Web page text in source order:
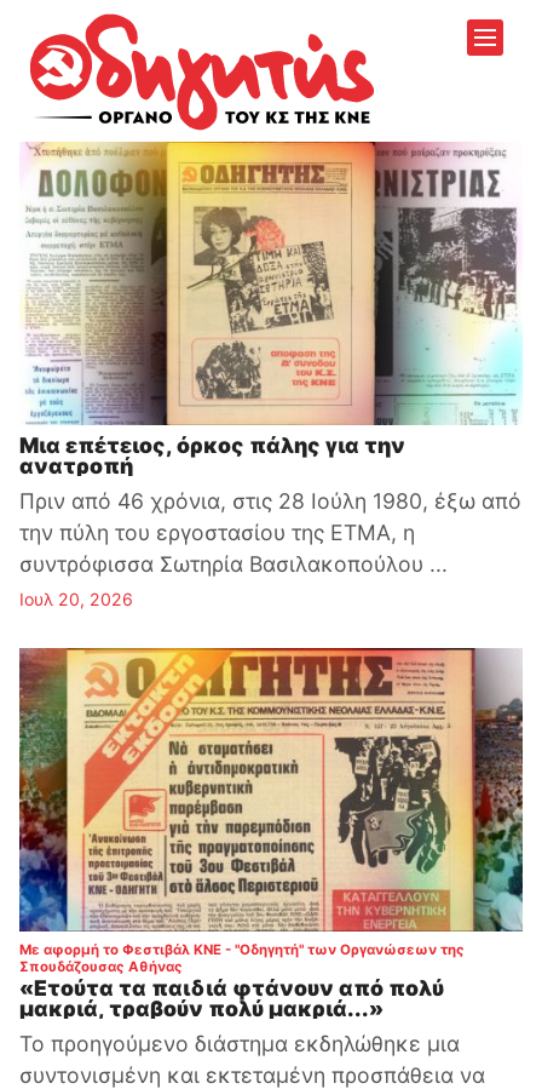
Μια επέτειος, όρκος πάλης για την
ανατροπή
Πριν από 46 χρόνια, στις 28 Ιούλη 1980, έξω από
την πύλη του εργοστασίου της ΕΤΜΑ, η
συντρόφισσα Σωτηρία Βασιλακοπούλου ...
Ιουλ 20, 2026
Με αφορμή το Φεστιβάλ ΚΝΕ - "Οδηγητή" των Οργανώσεων της
Σπουδάζουσας Αθήνας
«Ετούτα τα παιδιά φτάνουν από πολύ
μακριά, τραβούν πολύ μακριά...»
Το προηγούμενο διάστημα εκδηλώθηκε μια
συντονισμένη και εκτεταμένη προσπάθεια να